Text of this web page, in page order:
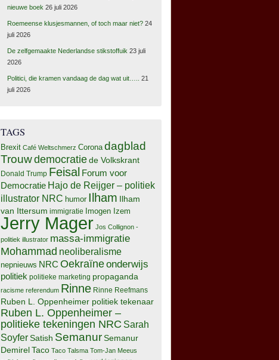
nieuwe boek 26 juli 2026
Roemeense klusjesmannen, of toch maar niet? 24
juli 2026
De zelfgemaakte Nederlandse stikstoffuik 23 juli
2026
Politici, die kramen vandaag de dag wat uit…..
21
juli 2026
TAGS
Brexit Café Weltschmerz Corona dagblad
Trouwdemocratiede Volkskrant
Donald Trump Feisal Forum voor
Democratie Hajo de Reijger – politiek
illustrator NRC humor Ilham Ilham
van Ittersum immigratie Imogen Izem
Jerry Mager Jos Collignon -
politiek illustrator massa-immigratie
Mohammad neoliberalisme
nepnieuws NRC Oekraïneonderwijs
politiek politieke marketing propaganda
racisme referendum Rinne Rinne Reefmans
Ruben L. Oppenheimer politiek tekenaar
Ruben L. Oppenheimer –
politieke tekeningen NRC Sarah
Soyfer Satish SemanurSemanur
DemirelTaco Taco Talsma Tom-Jan Meeus